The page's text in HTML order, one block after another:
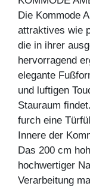
Die Kommode
attraktives wie
die in ihrer
hervorragend
elegante
und luftigen
Stauraum
furch eine
Innere der
Das 200 cm
hochwertiger
Verarbeitung